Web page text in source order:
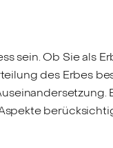
sein. Ob Sie als
des Erbes